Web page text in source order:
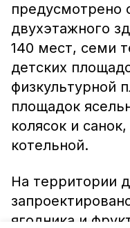
предусмотрено
двухэтажного
140 мест, семи
детских
физкультурной
площадок
колясок и
котельной.
На территории
ягодника и